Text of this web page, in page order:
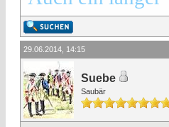
29.06.2014, 14:15
Suebe
Saubär